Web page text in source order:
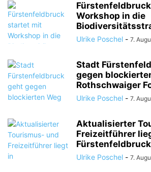
Workshop in die
Ulrike Poschel - 7.
Stadt
gegen
Rothschwaiger
Ulrike Poschel - 7.
Aktualisierter
Freizeitführer
Ulrike Poschel - 7.